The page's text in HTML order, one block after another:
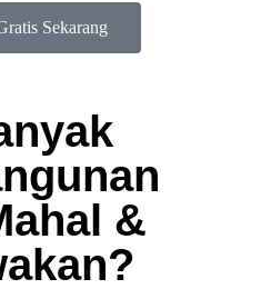
Sekarang
&
?